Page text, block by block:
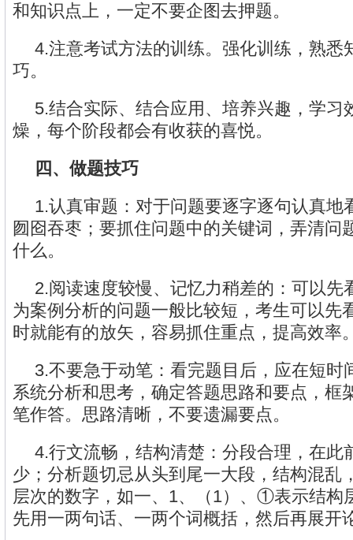
和知识点上，一定不要企图去押题。
4.注意考试方法的训练。强化训练，熟悉
巧。
5.结合实际、结合应用、培养兴趣，学习
燥，每个阶段都会有收获的喜悦。
四、做题技巧
1.认真审题：对于问题要逐字逐句认真地
囫囵吞枣；要抓住问题中的关键词，弄清问
什么。
2.阅读速度较慢、记忆力稍差的：可以先
为案例分析的问题一般比较短，考生可以先
时就能有的放矢，容易抓住重点，提高效率
3.不要急于动笔：看完题目后，应在短时
系统分析和思考，确定答题思路和要点，框
笔作答。思路清晰，不要遗漏要点。
4.行文流畅，结构清楚：分段合理，在此
少；分析题切忌从头到尾一大段，结构混乱
层次的数字，如一、1、（1）、①表示结构
先用一两句话、一两个词概括，然后再展